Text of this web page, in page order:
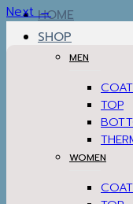
HOME
SHOP
MEN
TOP
WOMEN
Next →